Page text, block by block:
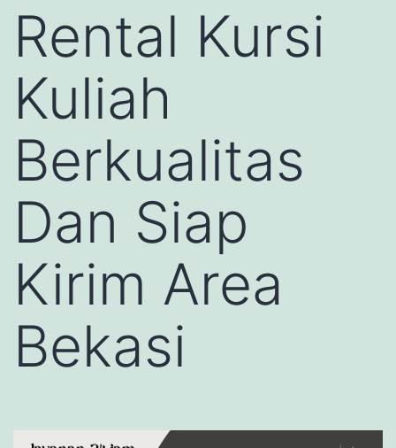
Rental Kursi
Kuliah
Berkualitas
Dan Siap
Kirim Area
Bekasi